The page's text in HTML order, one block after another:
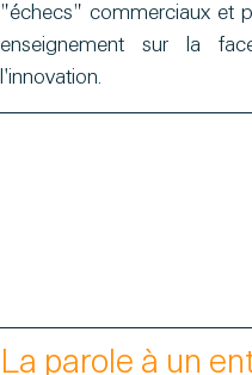
"échecs" commerciaux et
enseignement sur la
l'innovation.
La parole à un